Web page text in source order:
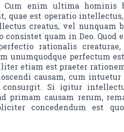
Cum enim ultima hominis
quae est operatio
creatus, vel nunquam
quam in Deo. Quod
rationalis
unumquodque perfectum
etiam est praeter
causam, cum
Si igitur
primam causam rerum,
concedendum est